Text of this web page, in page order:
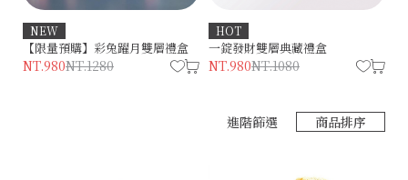
【限量預購】彩兔躍月雙層禮盒
NEW
NT.980NT.1280
一錠發財雙層典藏禮盒
HOT
NT.980NT.1080
進階篩選 商品排序